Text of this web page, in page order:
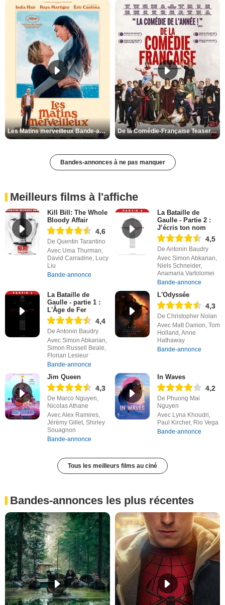
Les Matins merveilleux Bande-annonce VF De la Comédie-Française Teaser VF
Bandes-annonces à ne pas manquer
Meilleurs films à l'affiche
Kill Bill: The Whole
Bloody Affair
4,6
De Quentin Tarantino
Avec Uma Thurman,
David Carradine, Lucy
Liu
Bande-annonce
La Bataille de
Gaulle - Partie 2 :
J’écris ton nom
4,5
De Antonin Baudry
Avec Simon Abkarian,
Niels Schneider,
Anamaria Vartolomei
Bande-annonce
La Bataille de
Gaulle - partie 1 :
L'Âge de Fer
4,4
De Antonin Baudry
Avec Simon Abkarian,
Simon Russell Beale,
Florian Lesieur
Bande-annonce
L'Odyssée
4,3
De Christopher Nolan
Avec Matt Damon, Tom
Holland, Anne
Hathaway
Bande-annonce
Jim Queen
4,3
De Marco Nguyen,
Nicolas Athane
Avec Alex Ramires,
Jérémy Gillet, Shirley
Souagnon
Bande-annonce
In Waves
4,2
De Phuong Mai
Nguyen
Avec Lyna Khoudri,
Paul Kircher, Rio Vega
Bande-annonce
Tous les meilleurs films au ciné
Bandes-annonces les plus récentes